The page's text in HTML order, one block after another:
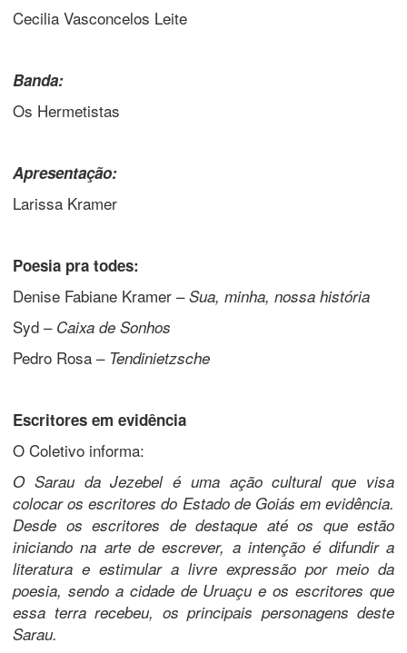
Cecilia Vasconcelos Leite
Banda:
Os Hermetistas
Apresentação:
Larissa Kramer
Poesia pra todes:
Denise Fabiane Kramer –Sua, minha, nossa história
Syd – Caixa de Sonhos
Pedro Rosa – Tendinietzsche
Escritores em evidência
O Coletivo informa:
O Sarau da Jezebel é uma ação cultural que visa
colocar os escritores do Estado de Goiás em evidência.
Desde os escritores de destaque até os que estão
iniciando na arte de escrever, a intenção é difundir a
literatura e estimular a livre expressão por meio da
poesia, sendo a cidade de Uruaçu e os escritores que
essa terra recebeu, os principais personagens deste
Sarau.